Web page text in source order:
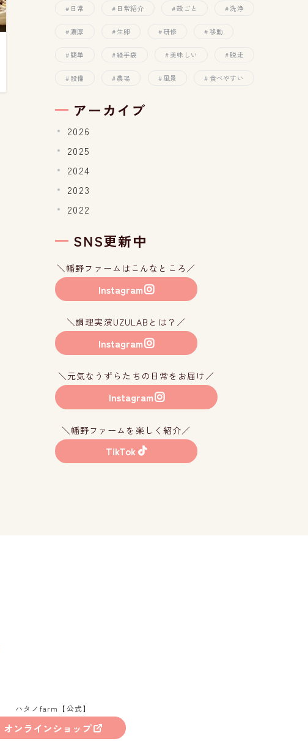
日常 日常紹介 殻ごと 洗浄
濃厚 生卵 研修 移動
簡単 緑手袋 美味しい 脱走
設備 農場 風景 食べやすい
アーカイブ
2026
2025
2024
2023
2022
SNS更新中
＼幡野ファームはこんなところ／
Instagram
＼調理実演UZULABとは？／
Instagram
＼元気なうずらたちの日常をお届け／
Instagram
＼幡野ファームを楽しく紹介／
TikTok
ハタノfarm【公式】
オンラインショップ